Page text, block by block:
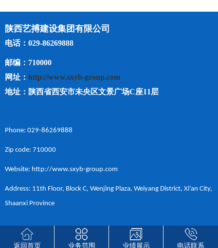
陕西艺搏建设集团有限公司
电话：029-86269888
邮编：710000
网址： http://www.sxyb-group.com
地址：陕西省西安市未央区文景广场C座11层
Phone: 029-86269888
Zip code: 710000
Website: http://www.sxyb-group.com
Address: 11th Floor, Block C, Wenjing Plaza, Weiyang District, Xi'an City,
Shaanxi Province
返回首页 业务范围 业绩展示 电话联系